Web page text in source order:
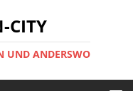
CITY
UND ANDERSWO